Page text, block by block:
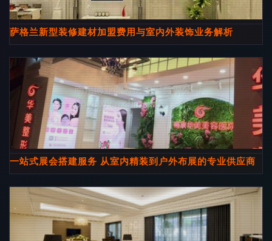
萨格兰新型装修建材加盟费用与室内外装饰业务解析
一站式展会搭建服务 从室内精装到户外布展的专业供应商